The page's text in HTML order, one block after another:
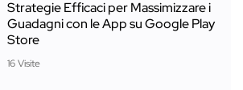
Strategie Efficaci per Massimizzare i
Guadagni con le App su Google Play
Store
16 Visite